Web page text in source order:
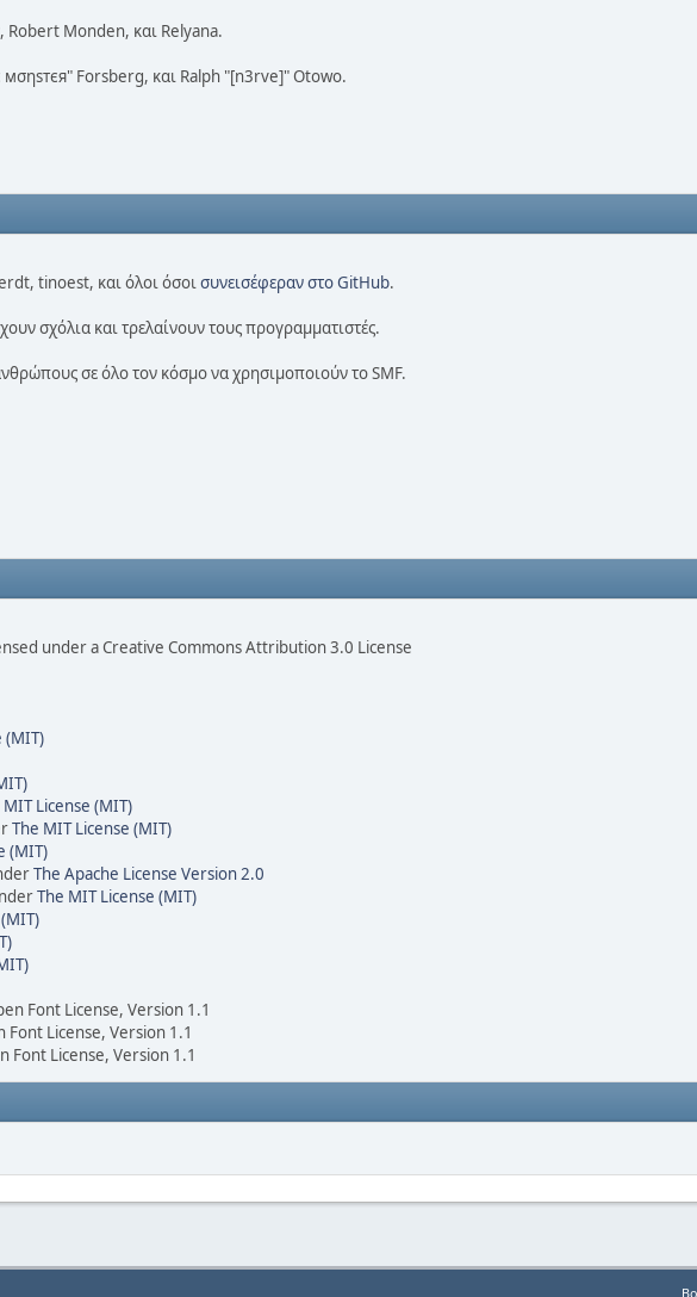
Monden, και Relyana.
Forsberg, και Ralph "[n3rve]" Otowo.
tinoest, και όλοι όσοισυνεισέφεραν στο GitHub.
σχόλια και τρελαίνουν τους προγραμματιστές.
σε όλο τον κόσμο να χρησιμοποιούν το SMF.
under a Creative Commons Attribution 3.0 License
(MIT)
MIT License (MIT)
The MIT License (MIT)
(MIT)
The Apache License Version 2.0
The MIT License (MIT)
Font License, Version 1.1
License, Version 1.1
Font License, Version 1.1